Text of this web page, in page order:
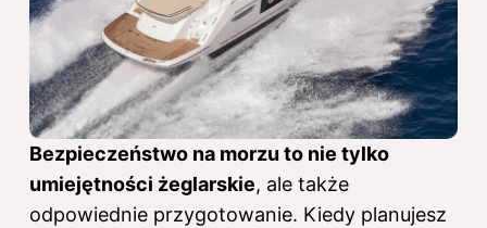
Bezpieczeństwo na morzu to nie tylko
umiejętności żeglarskie, ale także
odpowiednie przygotowanie. Kiedy planujesz